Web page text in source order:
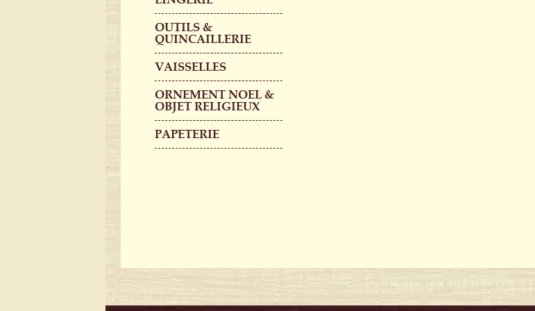
OUTILS &
QUINCAILLERIE
VAISSELLES
ORNEMENT NOEL &
OBJET RELIGIEUX
PAPETERIE